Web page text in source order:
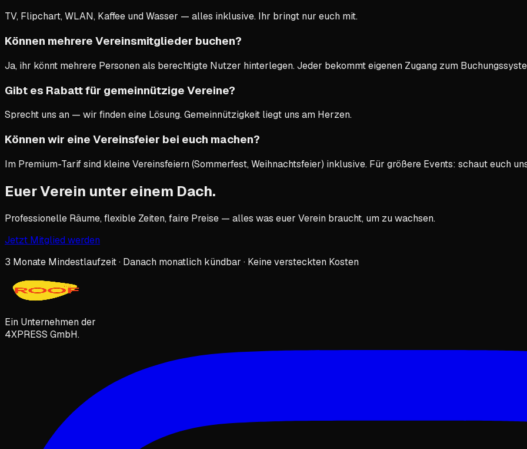
TV, Flipchart, WLAN, Kaffee und Wasser — alles inklusive. Ihr bringt nur euch mit.
Können mehrere Vereinsmitglieder buchen?
Ja, ihr könnt mehrere Personen als berechtigte Nutzer hinterlegen. Jeder bekommt eigenen Zugang zum
Gibt es Rabatt für gemeinnützige Vereine?
Sprecht uns an — wir finden eine Lösung. Gemeinnützigkeit liegt uns am Herzen.
Können wir eine Vereinsfeier bei euch machen?
Im Premium-Tarif sind kleine Vereinsfeiern (Sommerfest, Weihnachtsfeier) inklusive. Für größere Events: schaut euch
Euer Verein untereinem Dach.
Professionelle Räume, flexible Zeiten, faire Preise — alles was euer Verein braucht, um zu wachsen.
Jetzt Mitglied werden
3 Monate Mindestlaufzeit · Danach monatlich kündbar · Keine versteckten Kosten
Ein Unternehmen der
4XPRESS GmbH.